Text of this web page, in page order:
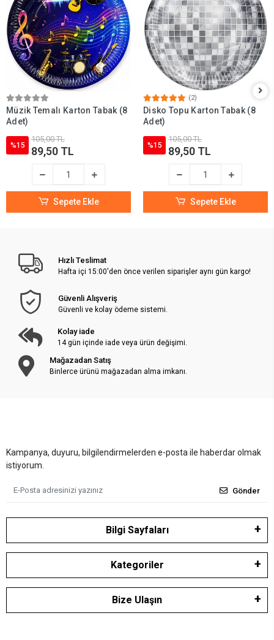
Müzik Temalı Karton Tabak (8
Adet)
%15
105,00 TL
89,50 TL
Sepete Ekle
(2)
Disko Topu Karton Tabak (8
Adet)
%15
105,00 TL
89,50 TL
Sepete Ekle
Hızlı Teslimat
Hafta içi 15:00'den önce verilen siparişler aynı gün kargo!
Güvenli Alışveriş
Güvenli ve kolay ödeme sistemi.
Kolay iade
14 gün içinde iade veya ürün değişimi.
Mağazadan Satış
Binlerce ürünü mağazadan alma imkanı.
Kampanya, duyuru, bilgilendirmelerden e-posta ile haberdar olmak
istiyorum.
Gönder
Bilgi Sayfaları
Kategoriler
Bize Ulaşın